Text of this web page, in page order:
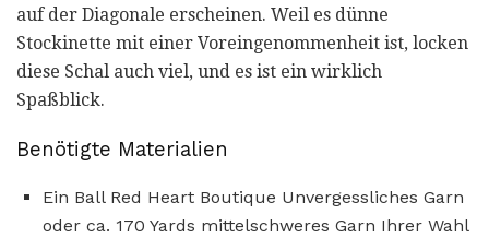
auf der Diagonale erscheinen. Weil es dünne
Stockinette mit einer Voreingenommenheit ist, locken
diese Schal auch viel, und es ist ein wirklich
Spaßblick.
Benötigte Materialien
Ein Ball Red Heart Boutique Unvergessliches Garn
oder ca. 170 Yards mittelschweres Garn Ihrer Wahl